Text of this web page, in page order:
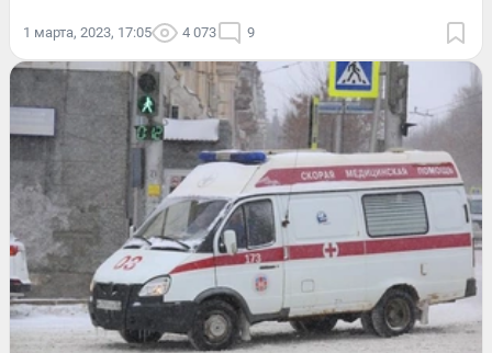
1 марта, 2023, 17:05 4 073 9